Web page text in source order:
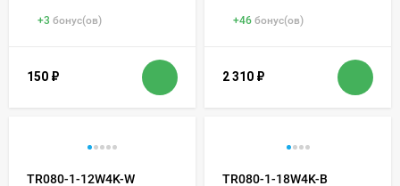
+3 бонус(ов)
150 ₽
+46 бонус(ов)
2 310 ₽
TR080-1-12W4K-W
TR080-1-18W4K-B